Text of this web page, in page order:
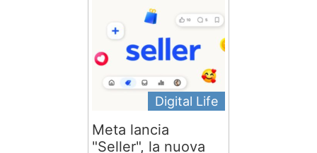
Digital Life
Meta lancia
"Seller", la nuova